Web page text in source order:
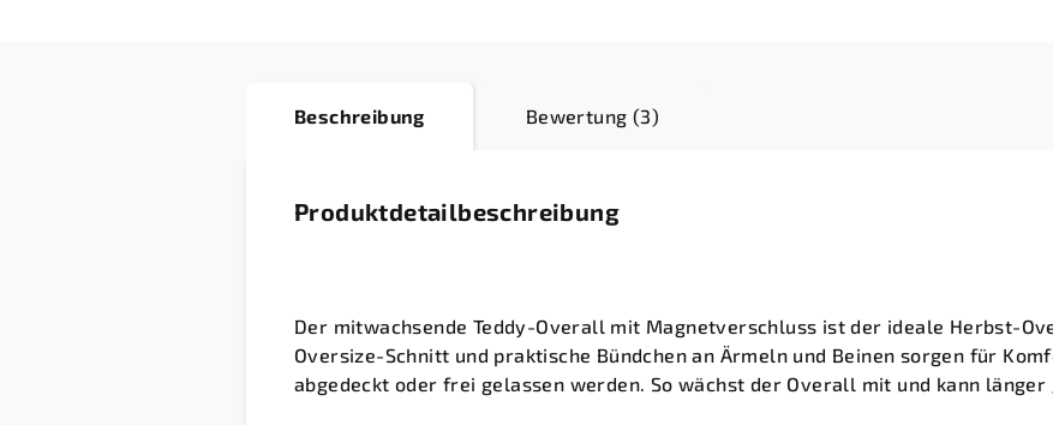
Beschreibung Bewertung (3)
Produktdetailbeschreibung
Der mitwachsende Teddy-Overall mit Magnetverschluss ist der ideale Herbst-
Oversize-Schnitt und praktische Bündchen an Ärmeln und Beinen sorgen für
abgedeckt oder frei gelassen werden. So wächst der Overall mit und kann